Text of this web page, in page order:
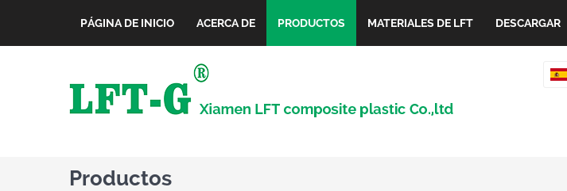
PÁGINA DE INICIO ACERCA DE PRODUCTOS MATERIALES DE LFT DESCARGAR
Productos